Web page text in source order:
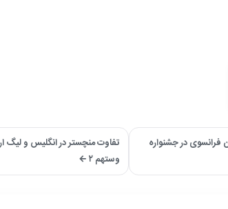
فرانسوی در جشنواره
وستهم ۲ ←